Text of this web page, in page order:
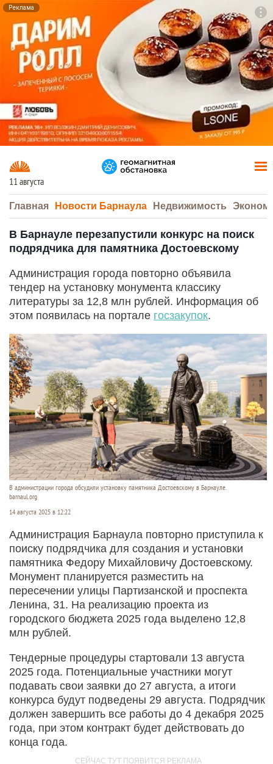
Реклама
11 августа
Главная Новости Барнаула Недвижимость
В Барнауле перезапустили конкурс на поиск
подрядчика для памятника Достоевскому
Администрация города повторно объявила
тендер на установку монумента классику
литературы за 12,8 млн рублей. Информация об
этом появилась на портале госзакупок.
В администрации города обсудили установку памятника Достоевскому в Барнауле.
barnaul.org
14 августа 2025 в 12:22
Администрация Барнаула повторно приступила к
поиску подрядчика для создания и установки
памятника Федору Михайловичу Достоевскому.
Монумент планируется разместить на
пересечении улицы Партизанской и проспекта
Ленина, 31. На реализацию проекта из
городского бюджета 2025 года выделено 12,8
млн рублей.
Тендерные процедуры стартовали 13 августа
2025 года. Потенциальные участники могут
подавать свои заявки до 27 августа, а итоги
конкурса будут подведены 29 августа. Подрядчик
должен завершить все работы до 4 декабря 2025
года, при этом контракт будет действовать до
конца года.